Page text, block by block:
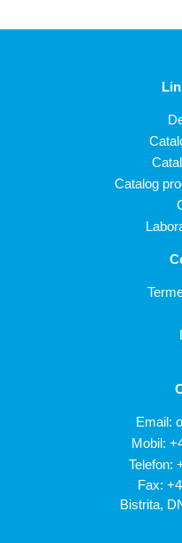
Catalog
Email:
Mobil:
Telefon:
Fax:
Bistrita,